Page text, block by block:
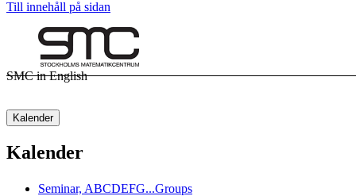
Till innehåll på sidan
SMC in English
Kalender
Kalender
Seminar, ABCDEFG...Groups